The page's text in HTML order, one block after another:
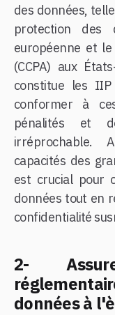
des données,
protection des
européenne et
(CCPA) aux
constitue les
conformer à
pénalités et
irréprochable.
capacités des
est crucial pour
données tout en
confidentialité
2-
données à